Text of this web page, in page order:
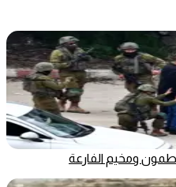
طمون ومخيم الفارعة